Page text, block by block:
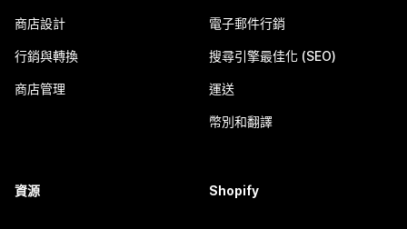
商店設計
行銷與轉換
商店管理
電子郵件行銷
搜尋引擎最佳化 (SEO)
運送
幣別和翻譯
資源 Shopify